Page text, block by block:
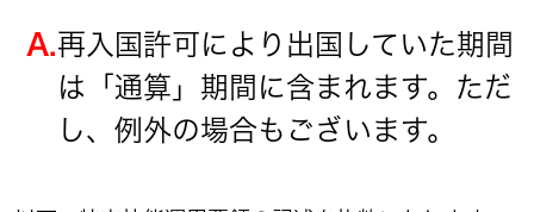
A.再入国許可により出国していた期間
は「通算」期間に含まれます。ただ
し、例外の場合もございます。